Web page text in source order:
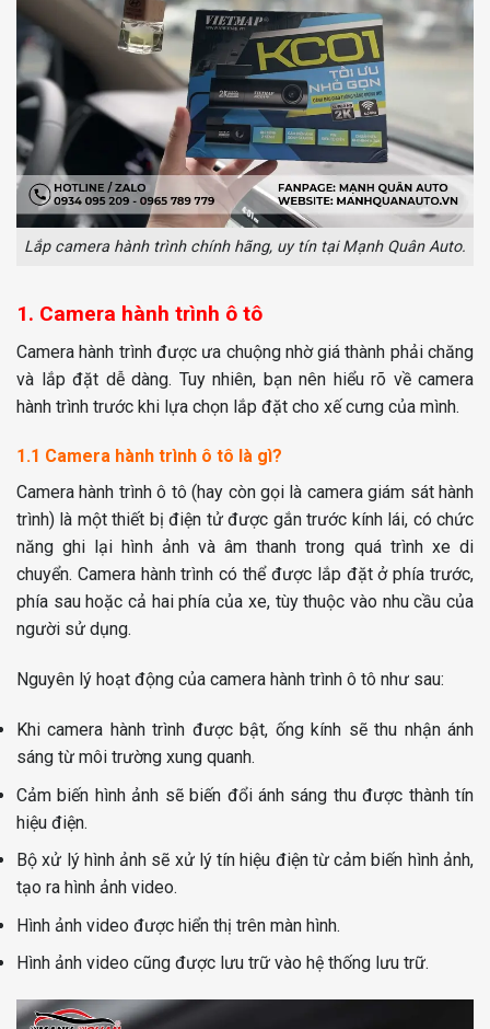
Lắp camera hành trình chính hãng, uy tín tại Mạnh Quân Auto.
1. Camera hành trình ô tô
Camera hành trình được ưa chuộng nhờ giá thành phải chăng
và lắp đặt dễ dàng. Tuy nhiên, bạn nên hiểu rõ về camera
hành trình trước khi lựa chọn lắp đặt cho xế cưng của mình.
1.1 Camera hành trình ô tô là gì?
Camera hành trình ô tô (hay còn gọi là camera giám sát hành
trình) là một thiết bị điện tử được gắn trước kính lái, có chức
năng ghi lại hình ảnh và âm thanh trong quá trình xe di
chuyển. Camera hành trình có thể được lắp đặt ở phía trước,
phía sau hoặc cả hai phía của xe, tùy thuộc vào nhu cầu của
người sử dụng.
Nguyên lý hoạt động của camera hành trình ô tô như sau:
Khi camera hành trình được bật, ống kính sẽ thu nhận ánh
sáng từ môi trường xung quanh.
Cảm biến hình ảnh sẽ biến đổi ánh sáng thu được thành tín
hiệu điện.
Bộ xử lý hình ảnh sẽ xử lý tín hiệu điện từ cảm biến hình ảnh,
tạo ra hình ảnh video.
Hình ảnh video được hiển thị trên màn hình.
Hình ảnh video cũng được lưu trữ vào hệ thống lưu trữ.